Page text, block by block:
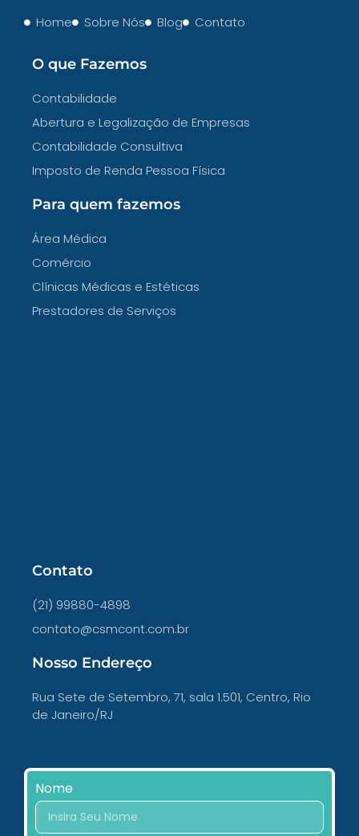
Home Sobre Nós Blog Contato
O que Fazemos
Contabilidade
Abertura e Legalização de Empresas
Contabilidade Consultiva
Imposto de Renda Pessoa Física
Para quem fazemos
Área Médica
Comércio
Clínicas Médicas e Estéticas
Prestadores de Serviços
Contato
(21) 99880-4898
contato@csmcont.com.br
Nosso Endereço
Rua Sete de Setembro, 71, sala 1.501, Centro, Rio
de Janeiro/RJ
Nome